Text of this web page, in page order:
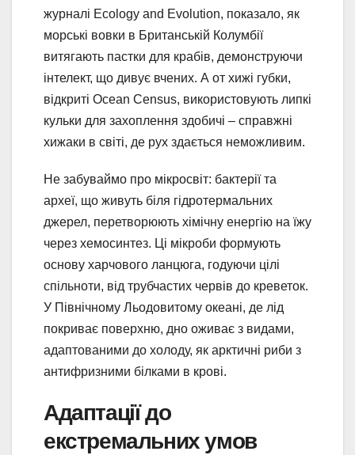
журналі Ecology and Evolution, показало, як
морські вовки в Британській Колумбії
витягають пастки для крабів, демонструючи
інтелект, що дивує вчених. А от хижі губки,
відкриті Ocean Census, використовують липкі
кульки для захоплення здобичі – справжні
хижаки в світі, де рух здається неможливим.
Не забуваймо про мікросвіт: бактерії та
археї, що живуть біля гідротермальних
джерел, перетворюють хімічну енергію на їжу
через хемосинтез. Ці мікроби формують
основу харчового ланцюга, годуючи цілі
спільноти, від трубчастих червів до креветок.
У Північному Льодовитому океані, де лід
покриває поверхню, дно оживає з видами,
адаптованими до холоду, як арктичні риби з
антифризними білками в крові.
Адаптації до
екстремальних умов